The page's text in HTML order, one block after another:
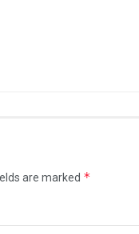
are marked *